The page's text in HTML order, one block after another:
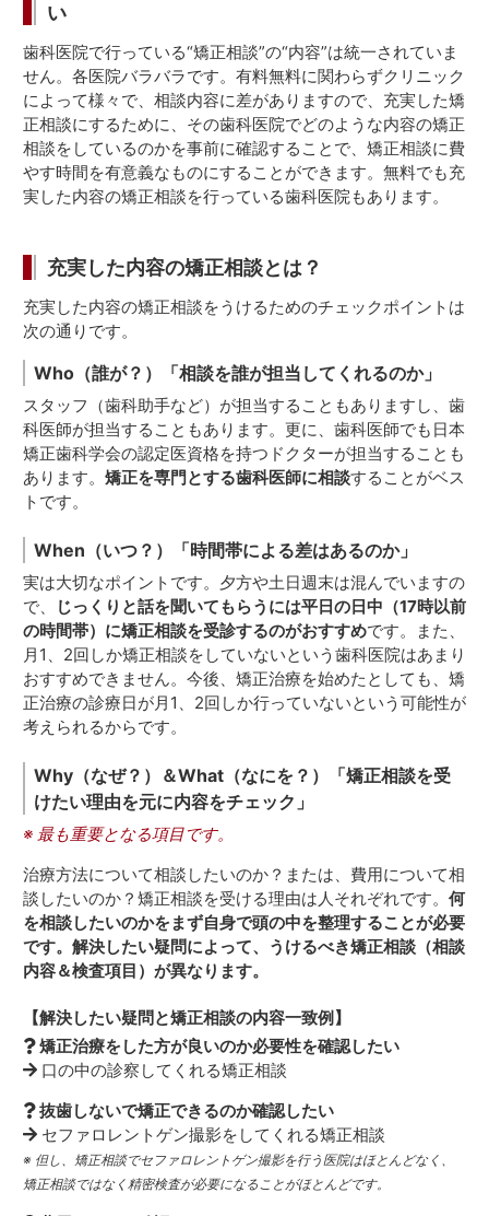
い
歯科医院で行っている“矯正相談”の“内容”は統一されていま
せん。各医院バラバラです。有料無料に関わらずクリニック
によって様々で、相談内容に差がありますので、充実した矯
正相談にするために、その歯科医院でどのような内容の矯正
相談をしているのかを事前に確認することで、矯正相談に費
やす時間を有意義なものにすることができます。無料でも充
実した内容の矯正相談を行っている歯科医院もあります。
充実した内容の矯正相談とは？
充実した内容の矯正相談をうけるためのチェックポイントは
次の通りです。
Who（誰が？） 「相談を誰が担当してくれるのか」
スタッフ（歯科助手など）が担当することもありますし、歯
科医師が担当することもあります。更に、歯科医師でも日本
矯正歯科学会の認定医資格を持つドクターが担当することも
あります。 矯正を専門とする歯科医師に相談することがベス
トです。
When（いつ？） 「時間帯による差はあるのか」
実は大切なポイントです。夕方や土日週末は混んでいますの
で、
じっくりと話を聞いてもらうには平日の日中（17時以前
の時間帯）に矯正相談を受診するのがおすすめです。また、
月1、2回しか矯正相談をしていないという歯科医院はあまり
おすすめできません。今後、矯正治療を始めたとしても、矯
正治療の診療日が月1、2回しか行っていないという可能性が
考えられるからです。
Why（なぜ？）＆What（なにを？）
「矯正相談を受
けたい理由を元に内容をチェック」
※ 最も重要となる項目です。
治療方法について相談したいのか？または、費用について相
談したいのか？矯正相談を受ける理由は人それぞれです。 何
を相談したいのかをまず自身で頭の中を整理することが必要
です。解決したい疑問によって、うけるべき矯正相談（相談
内容＆検査項目）が異なります。
【解決したい疑問と矯正相談の内容一致例】
矯正治療をした方が良いのか必要性を確認したい
口の中の診察してくれる矯正相談
抜歯しないで矯正できるのか確認したい
セファロレントゲン撮影をしてくれる矯正相談
※ 但し、矯正相談でセファロレントゲン撮影を行う医院はほとんどなく、
矯正相談ではなく精密検査が必要になることがほとんどです。